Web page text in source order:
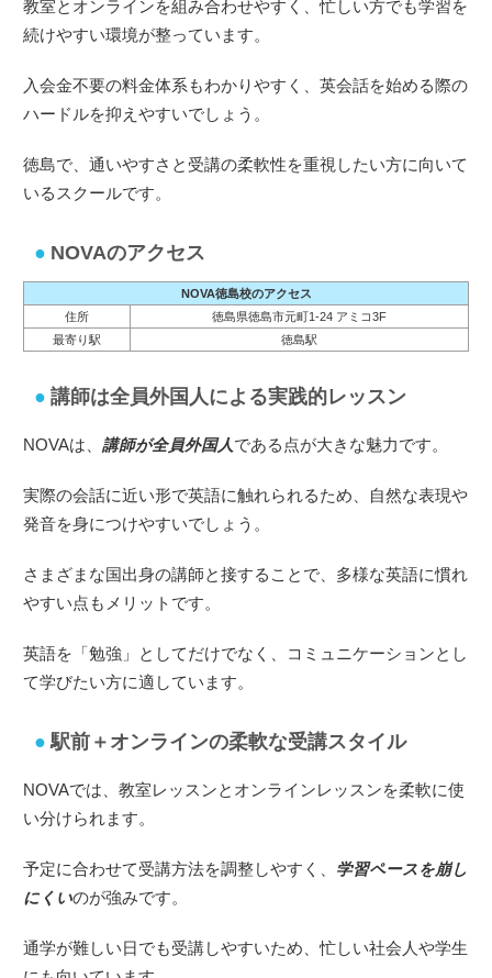
教室とオンラインを組み合わせやすく、忙しい方でも学習を
続けやすい環境が整っています。
入会金不要の料金体系もわかりやすく、英会話を始める際の
ハードルを抑えやすいでしょう。
徳島で、通いやすさと受講の柔軟性を重視したい方に向いて
いるスクールです。
NOVAのアクセス
NOVA徳島校のアクセス
住所
徳島県徳島市元町1-24 アミコ3F
最寄り駅
徳島駅
講師は全員外国人による実践的レッスン
NOVAは、 講師が全員外国人である点が大きな魅力です。
実際の会話に近い形で英語に触れられるため、自然な表現や
発音を身につけやすいでしょう。
さまざまな国出身の講師と接することで、多様な英語に慣れ
やすい点もメリットです。
英語を「勉強」としてだけでなく、コミュニケーションとし
て学びたい方に適しています。
駅前＋オンラインの柔軟な受講スタイル
NOVAでは、教室レッスンとオンラインレッスンを柔軟に使
い分けられます。
予定に合わせて受講方法を調整しやすく、 学習ペースを崩し
にくいのが強みです。
通学が難しい日でも受講しやすいため、忙しい社会人や学生